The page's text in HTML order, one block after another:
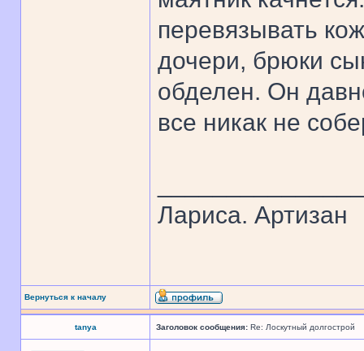
перевязывать
дочери, брюки
обделен. Он
все никак не
Лариса. Артизан
Вернуться к началу
tanya Заголовок сообщения: Re: Лоскутный долгострой